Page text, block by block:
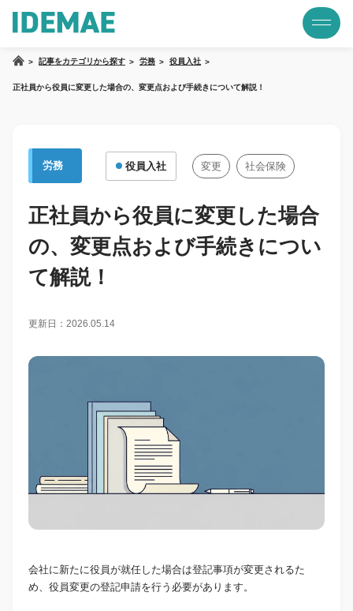
記事をカテゴリから探す 労務 役員入社
正社員から役員に変更した場合の、変更点および手続きについて解説！
労務 役員入社 変更 社会保険
正社員から役員に変更した場合
の、変更点および手続きについ
て解説！
更新日：2026.05.14
会社に新たに役員が就任した場合は登記事項が変更されるた
め、役員変更の登記申請を行う必要があります。